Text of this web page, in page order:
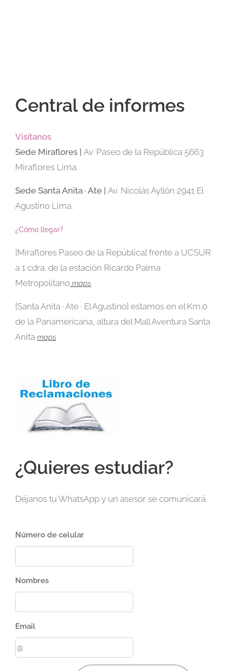
Central de informes
Visítanos
Sede Miraflores | Av. Paseo de la República 5663
Miraflores Lima.
Sede Santa Anita · Ate | Av. Nicolás Ayllón 2941 El
Agustino Lima.
¿Cómo llegar?
[Miraflores Paseo de la República] frente a UCSUR
a 1 cdra. de la estación Ricardo Palma
Metropolitano maps
[Santa Anita · Ate · El Agustino] estamos en el Km.0
de la Panamericana, altura del Mall Aventura Santa
Anita maps
¿Quieres estudiar?
Déjanos tu WhatsApp y un asesor se comunicará.
Número de celular
Nombres
Email